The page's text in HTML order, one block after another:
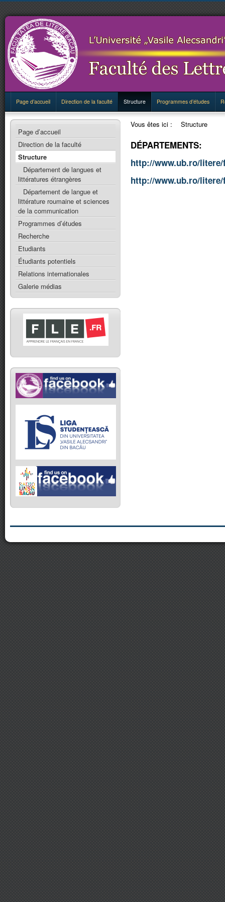
Page d’accueil Direction de la faculté Structure Programmes d’études
Page d’accueil
Direction de la faculté
Structure
Département de langues et
littératures étrangères
Département de langue et
littérature roumaine et sciences
de la communication
Programmes d’études
Recherche
Etudiants
Étudiants potentiels
Relations internationales
Galerie médias
Vous êtes ici : Structure
DÉPARTEMENTS:
http://www.ub.ro/
http://www.ub.ro/